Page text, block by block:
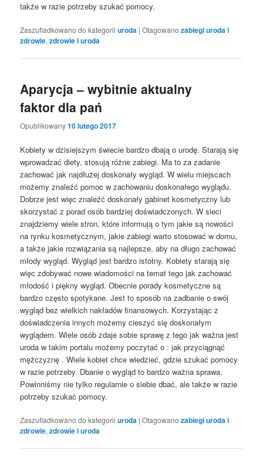
także w razie potrzeby szukać pomocy.
Zaszufladkowano do kategorii uroda |Otagowano zabiegi uroda i
zdrowie,zdrowie i uroda
Aparycja – wybitnie aktualny
faktor dla pań
Opublikowany10 lutego 2017
Kobiety w dzisiejszym świecie bardzo dbają o urodę. Starają się
wprowadzać diety, stosują różne zabiegi. Ma to za zadanie
zachować jak najdłużej doskonały wygląd. W wielu miejscach
możemy znaleźć pomoc w zachowaniu doskonałego wyglądu.
Dobrze jest więc znaleźć doskonały gabinet kosmetyczny lub
skorzystać z porad osób bardziej doświadczonych. W sieci
znajdziemy wiele stron, które informują o tym jakie są nowości
na rynku kosmetycznym, jakie zabiegi warto stosować w domu,
a także jakie rozwiązania są najlepsze, aby na długo zachować
młody wygląd. Wygląd jest bardzo istotny. Kobiety starają się
więc zdobywać nowe wiadomości na temat tego jak zachować
młodość i piękny wygląd. Obecnie porady kosmetyczne są
bardzo często spotykane. Jest to sposób na zadbanie o swój
wygląd bez wielkich nakładów finansowych. Korzystając z
doświadczenia innych możemy cieszyć się doskonałym
wyglądem. Wiele osób zdaje sobie sprawę z tego jak ważna jest
uroda w takim portalu możemy poczytać o : jak przyciągnąć
mężczyznę . Wiele kobiet chce wiedzieć, gdzie szukać pomocy
w razie potrzeby. Dbanie o wygląd to bardzo ważna sprawa.
Powinniśmy nie tylko regularnie o siebie dbać, ale także w razie
potrzeby szukać pomocy.
Zaszufladkowano do kategorii uroda |Otagowano zabiegi uroda i
zdrowie,zdrowie i uroda